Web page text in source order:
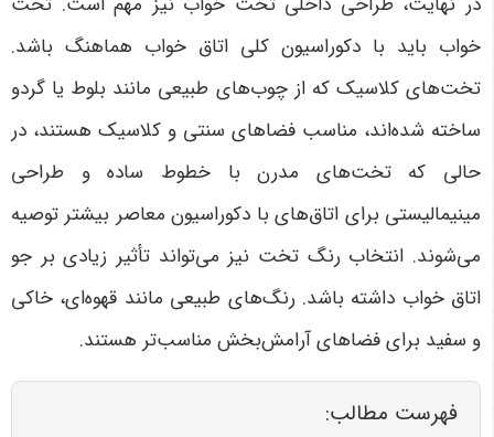
خواب باید با دکوراسیون کلی اتاق خواب هماهنگ باشد.
تخت‌های کلاسیک که از چوب‌های طبیعی مانند بلوط یا گردو
ساخته شده‌اند، مناسب فضاهای سنتی و کلاسیک هستند، در
حالی که تخت‌های مدرن با خطوط ساده و طراحی
مینیمالیستی برای اتاق‌های با دکوراسیون معاصر بیشتر توصیه
می‌شوند. انتخاب رنگ تخت نیز می‌تواند تأثیر زیادی بر جو
اتاق خواب داشته باشد. رنگ‌های طبیعی مانند قهوه‌ای، خاکی
و سفید برای فضاهای آرامش‌بخش مناسب‌تر هستند.
فهرست مطالب: